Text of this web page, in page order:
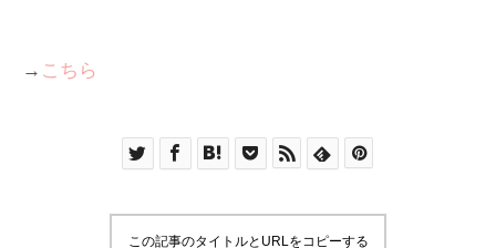
→ こちら
この記事のタイトルとURLをコピーする